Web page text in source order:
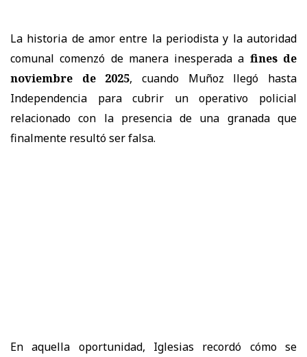
La historia de amor entre la periodista y la autoridad
comunal comenzó de manera inesperada a fines de
noviembre de 2025, cuando Muñoz llegó hasta
Independencia para cubrir un operativo policial
relacionado con la presencia de una granada que
finalmente resultó ser falsa.
En aquella oportunidad, Iglesias recordó cómo se